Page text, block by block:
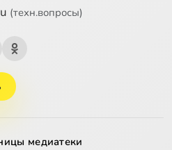
(техн.вопросы)
медиатеки